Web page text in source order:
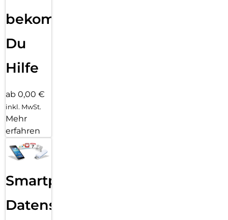
bekommst
Du
Hilfe
ab 0,00 €
inkl. MwSt.
Mehr
erfahren
Smartphone
Datensicherung